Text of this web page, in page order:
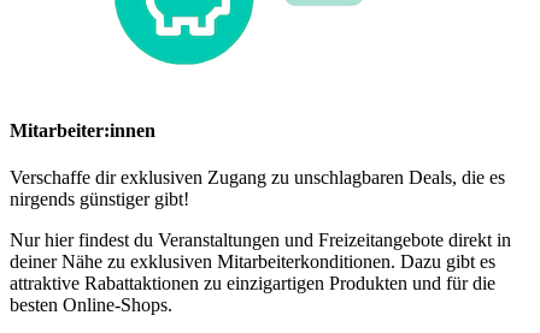
Mitarbeiter:innen
Verschaffe dir exklusiven Zugang zu unschlagbaren Deals, die es
nirgends günstiger gibt!
Nur hier findest du Veranstaltungen und Freizeitangebote direkt in
deiner Nähe zu exklusiven Mitarbeiterkonditionen. Dazu gibt es
attraktive Rabattaktionen zu einzigartigen Produkten und für die
besten Online-Shops.